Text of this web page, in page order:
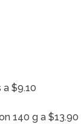
$9.10
140 g a $13.90